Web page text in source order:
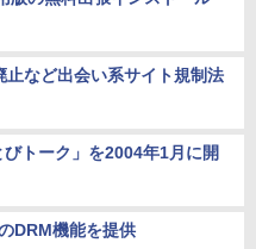
など出会い系サイト規制法
トーク」を2004年1月に開
DRM機能を提供